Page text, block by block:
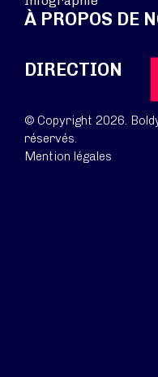
À PROPOS DE
DIRECTION
© Copyright 2026.
réservés.
Mention légales